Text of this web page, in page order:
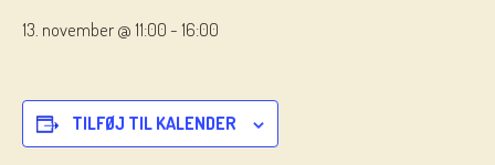
13. november @ 11:00 -16:00
TILFØJ TIL KALENDER